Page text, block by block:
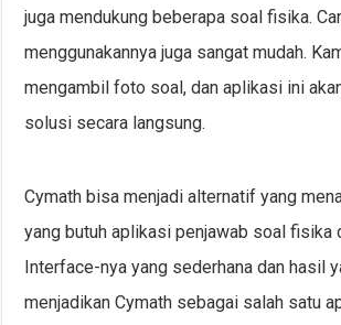
juga mendukung beberapa soal fisika.
menggunakannya juga sangat mudah.
mengambil foto soal, dan aplikasi ini
solusi secara langsung.
Cymath bisa menjadi alternatif yang
yang butuh aplikasi penjawab soal fisika
Interface-nya yang sederhana dan hasil
menjadikan Cymath sebagai salah satu